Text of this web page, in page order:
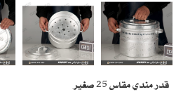
قدر مندي مقاس 25 صغير